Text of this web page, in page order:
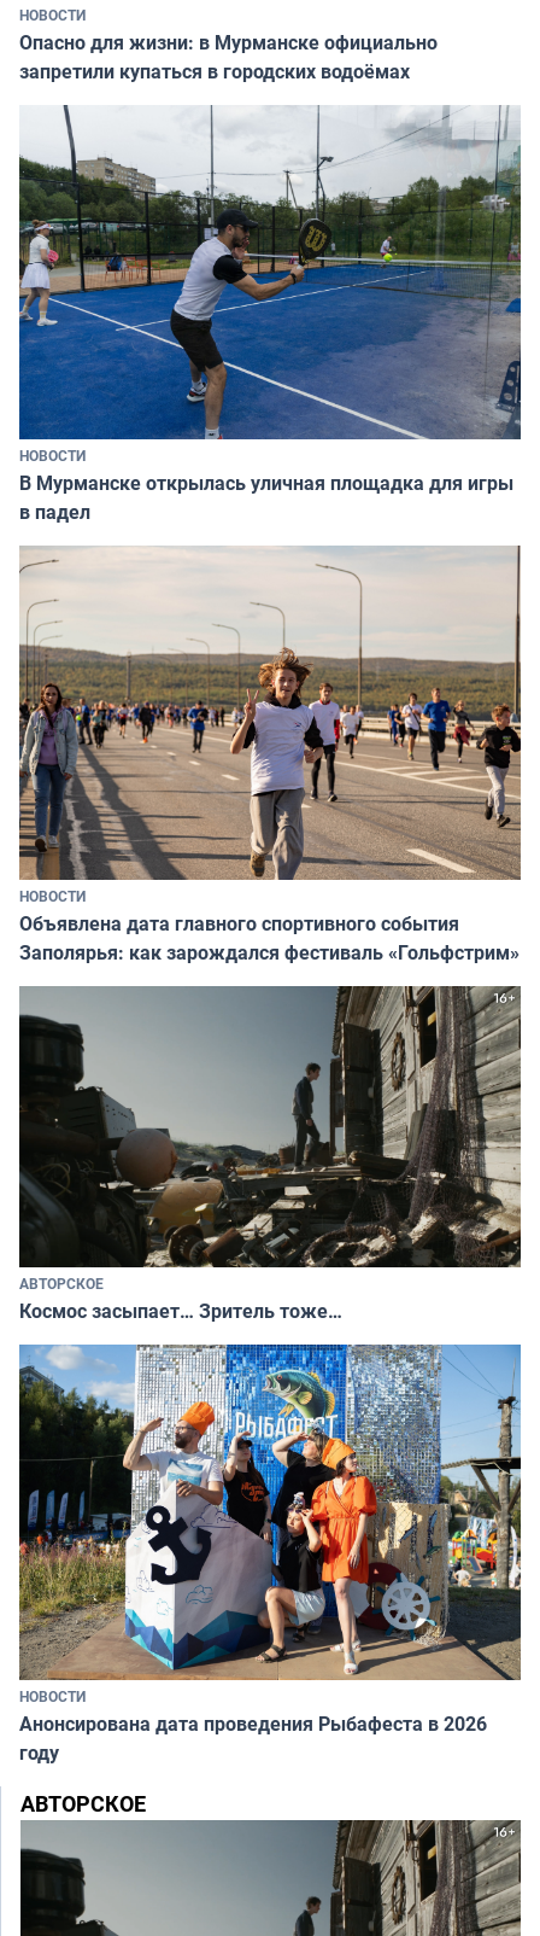
НОВОСТИ
Опасно для жизни: в Мурманске официально
запретили купаться в городских водоёмах
НОВОСТИ
В Мурманске открылась уличная площадка для игры
в падел
НОВОСТИ
Объявлена дата главного спортивного события
Заполярья: как зарождался фестиваль «Гольфстрим»
АВТОРСКОЕ
Космос засыпает… Зритель тоже…
НОВОСТИ
Анонсирована дата проведения Рыбафеста в 2026
году
АВТОРСКОЕ